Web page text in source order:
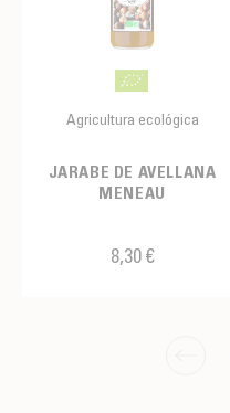
Agricultura ecológica
JARABE DE AVELLANA
MENEAU
8,30 €